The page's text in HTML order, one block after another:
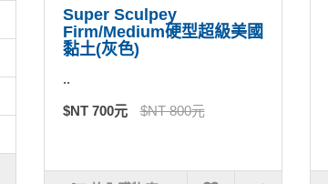
Super Sculpey
Firm/Medium硬型超級美國
黏土(灰色)
..
$NT 700元 $NT 800元